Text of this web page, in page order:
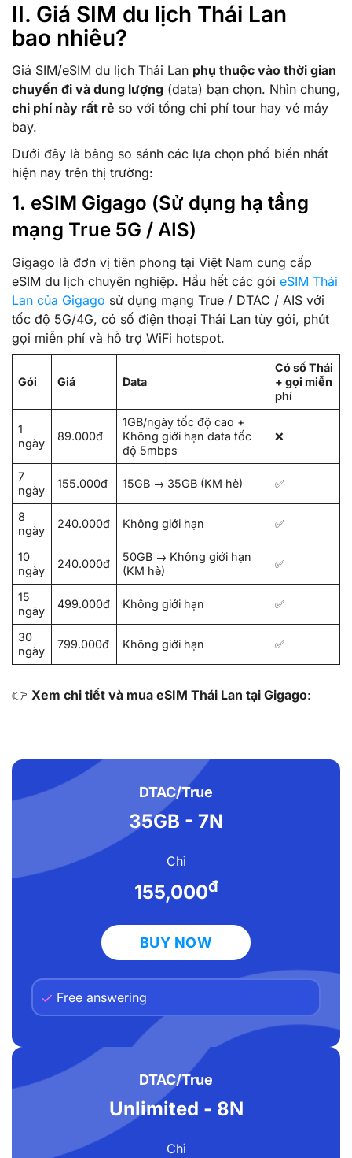
II. Giá SIM du lịch Thái Lan
bao nhiêu?
Giá SIM/eSIM du lịch Thái Lan phụ thuộc vào thời gian
chuyến đi và dung lượng (data) bạn chọn. Nhìn chung,
chi phí này rất rẻ so với tổng chi phí tour hay vé máy
bay.
Dưới đây là bảng so sánh các lựa chọn phổ biến nhất
hiện nay trên thị trường:
1. eSIM Gigago (Sử dụng hạ tầng
mạng True 5G / AIS)
Gigago là đơn vị tiên phong tại Việt Nam cung cấp
eSIM du lịch chuyên nghiệp. Hầu hết các gói eSIM Thái
Lan của Gigago sử dụng mạng True / DTAC / AIS với
tốc độ 5G/4G, có số điện thoại Thái Lan tùy gói, phút
gọi miễn phí và hỗ trợ WiFi hotspot.
Gói Giá Data
Có số Thái
+ gọi miễn
phí
1
ngày
89.000đ
1GB/ngày tốc độ cao +
Không giới hạn data tốc
độ 5mbps
❌
7
ngày
155.000đ 15GB → 35GB (KM hè) ✅
8
ngày
240.000đ Không giới hạn ✅
10
ngày
240.000đ
50GB → Không giới hạn
(KM hè)
✅
15
ngày
499.000đ Không giới hạn ✅
30
ngày
799.000đ Không giới hạn ✅
👉 Xem chi tiết và mua eSIM Thái Lan tại Gigago:
DTAC/True
35GB - 7N
Chỉ
155,000đ
BUY NOW
Free answering
DTAC/True
Unlimited - 8N
Chỉ